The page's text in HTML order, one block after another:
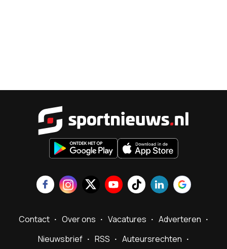
Contact Over ons Vacatures
Adverteren
Nieuwsbrief
RSS Auteursrechten